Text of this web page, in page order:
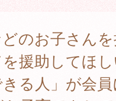
のお子さん
援助してほ
きる人」が会